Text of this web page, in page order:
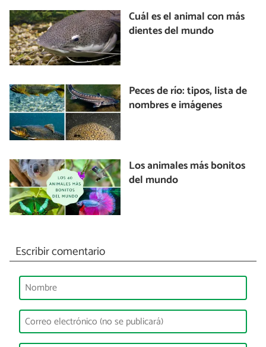
Cuál es el animal con más
dientes del mundo
Peces de río: tipos, lista de
nombres e imágenes
Los animales más bonitos
del mundo
Escribir comentario